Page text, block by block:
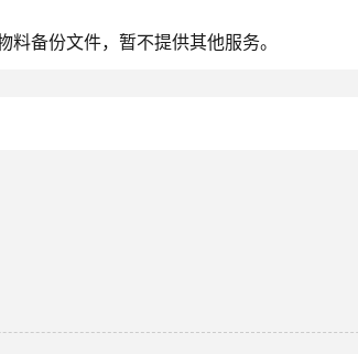
备份文件，暂不提供其他服务。